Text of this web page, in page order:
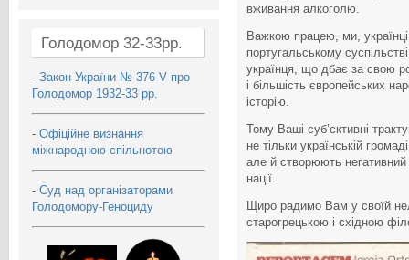
Голодомор 32-33рр.
- Закон України № 376-V про
Голодомор 1932-33 рр.
- Офіційне визнання
міжнародною спільнотою
- Суд над організаторами
Голодомору-Геноциду
вживання алкоголю.
Важкою працею, ми,
португальському
українця, що дбає за свою
і більшість європейських
історію.
Тому Ваші суб’єктивні
не тільки українській
але й створюють негативний
нації.
Щиро радимо Вам у своїй
старогрецькою і східною